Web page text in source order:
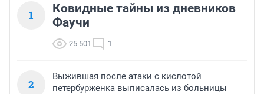
1
Ковидные тайны из дневников
Фаучи
25 501 1
2
Выжившая после атаки с кислотой
петербурженка выписалась из больницы